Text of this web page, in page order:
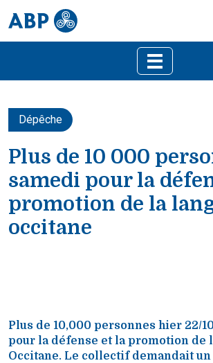
Dépêche
Plus de 10 000
samedi pour la
promotion de la
occitane
Plus de 10,000 personnes hier 22/
pour la défense et la promotion de
Occitane. Le collectif demandait un